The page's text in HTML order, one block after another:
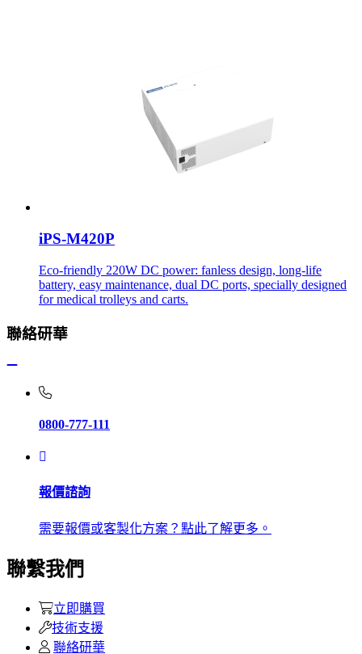
iPS-M420P
Eco-friendly 220W DC power: fanless design, long-life
battery, easy maintenance, dual DC ports, specially designed
for medical trolleys and carts.
聯絡研華
0800-777-111
報價諮詢
需要報價或客製化方案？點此了解更多。
聯繫我們
立即購買
技術支援
聯絡研華